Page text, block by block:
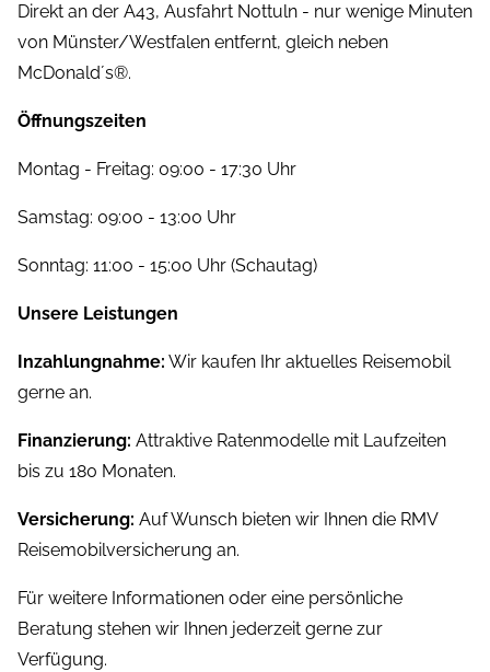
Direkt an der A43, Ausfahrt Nottuln - nur wenige Minuten
von Münster/Westfalen entfernt, gleich neben
McDonald´s®.
Öffnungszeiten
Montag - Freitag: 09:00 - 17:30 Uhr
Samstag: 09:00 - 13:00 Uhr
Sonntag: 11:00 - 15:00 Uhr (Schautag)
Unsere Leistungen
Inzahlungnahme: Wir kaufen Ihr aktuelles Reisemobil
gerne an.
Finanzierung: Attraktive Ratenmodelle mit Laufzeiten
bis zu 180 Monaten.
Versicherung: Auf Wunsch bieten wir Ihnen die RMV
Reisemobilversicherung an.
Für weitere Informationen oder eine persönliche
Beratung stehen wir Ihnen jederzeit gerne zur
Verfügung.